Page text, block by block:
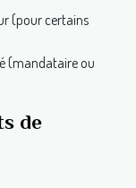
(pour certains
(mandataire ou
de